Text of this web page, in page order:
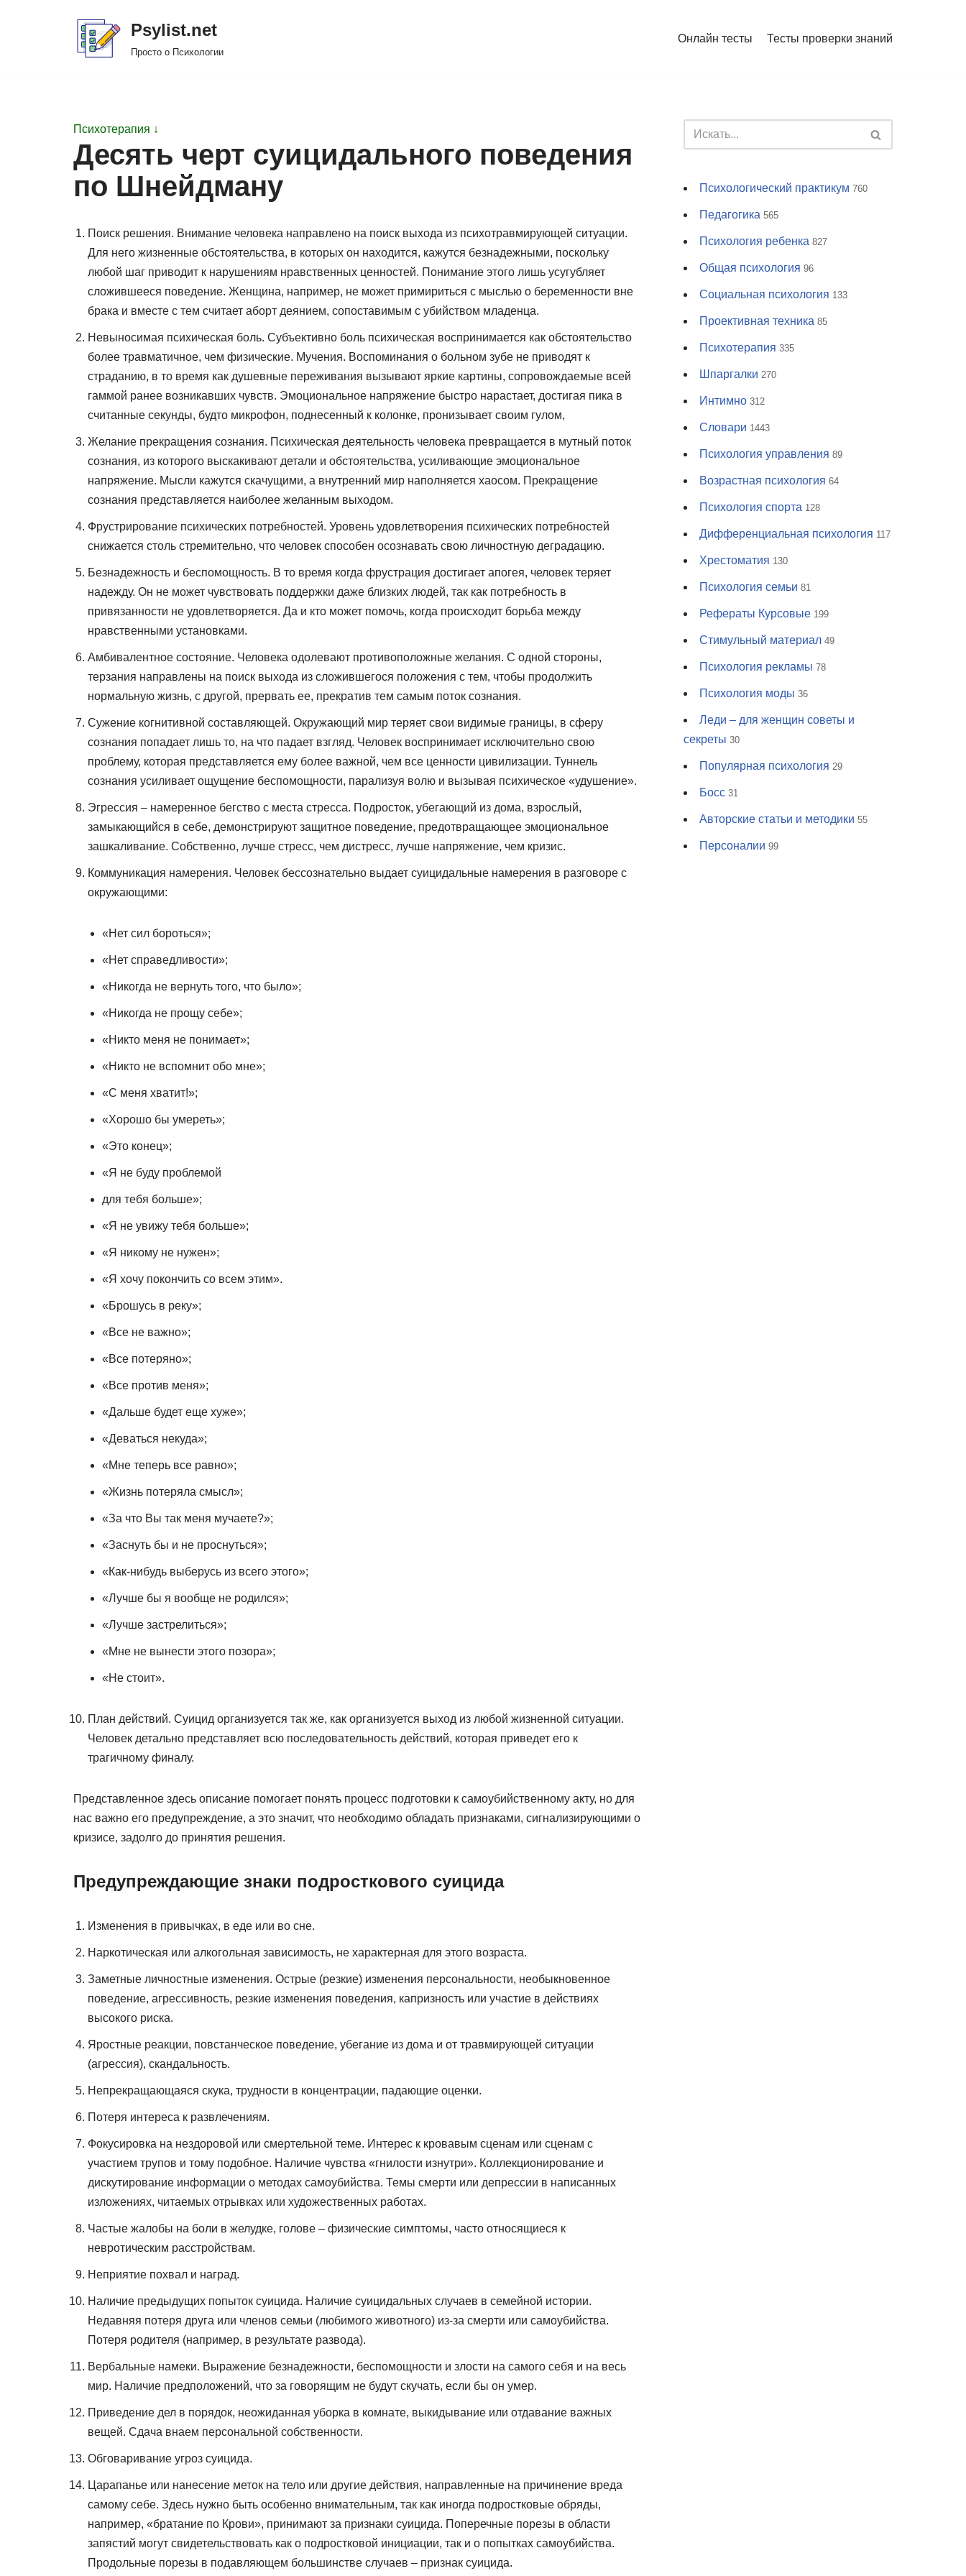
Psylist.net
Просто о Психологии
Онлайн тесты Тесты проверки знаний
Психотерапия ↓
Десять черт суицидального поведения
по Шнейдману
Поиск решения. Внимание человека направлено на поиск выхода из психотравмирующей ситуации.
Для него жизненные обстоятельства, в которых он находится, кажутся безнадежными, поскольку
любой шаг приводит к нарушениям нравственных ценностей. Понимание этого лишь усугубляет
сложившееся поведение. Женщина, например, не может примириться с мыслью о беременности вне
брака и вместе с тем считает аборт деянием, сопоставимым с убийством младенца.
Невыносимая психическая боль. Субъективно боль психическая воспринимается как обстоятельство
более травматичное, чем физические. Мучения. Воспоминания о больном зубе не приводят к
страданию, в то время как душевные переживания вызывают яркие картины, сопровождаемые всей
гаммой ранее возникавших чувств. Эмоциональное напряжение быстро нарастает, достигая пика в
считанные секунды, будто микрофон, поднесенный к колонке, пронизывает своим гулом,
Желание прекращения сознания. Психическая деятельность человека превращается в мутный поток
сознания, из которого выскакивают детали и обстоятельства, усиливающие эмоциональное
напряжение. Мысли кажутся скачущими, а внутренний мир наполняется хаосом. Прекращение
сознания представляется наиболее желанным выходом.
Фрустрирование психических потребностей. Уровень удовлетворения психических потребностей
снижается столь стремительно, что человек способен осознавать свою личностную деградацию.
Безнадежность и беспомощность. В то время когда фрустрация достигает апогея, человек теряет
надежду. Он не может чувствовать поддержки даже близких людей, так как потребность в
привязанности не удовлетворяется. Да и кто может помочь, когда происходит борьба между
нравственными установками.
Амбивалентное состояние. Человека одолевают противоположные желания. С одной стороны,
терзания направлены на поиск выхода из сложившегося положения с тем, чтобы продолжить
нормальную жизнь, с другой, прервать ее, прекратив тем самым поток сознания.
Сужение когнитивной составляющей. Окружающий мир теряет свои видимые границы, в сферу
сознания попадает лишь то, на что падает взгляд. Человек воспринимает исключительно свою
проблему, которая представляется ему более важной, чем все ценности цивилизации. Туннель
сознания усиливает ощущение беспомощности, парализуя волю и вызывая психическое «удушение».
Эгрессия – намеренное бегство с места стресса. Подросток, убегающий из дома, взрослый,
замыкающийся в себе, демонстрируют защитное поведение, предотвращающее эмоциональное
зашкаливание. Собственно, лучше стресс, чем дистресс, лучше напряжение, чем кризис.
Коммуникация намерения. Человек бессознательно выдает суицидальные намерения в разговоре с
окружающими:
«Нет сил бороться»;
«Нет справедливости»;
«Никогда не вернуть того, что было»;
«Никогда не прощу себе»;
«Никто меня не понимает»;
«Никто не вспомнит обо мне»;
«С меня хватит!»;
«Хорошо бы умереть»;
«Это конец»;
«Я не буду проблемой
для тебя больше»;
«Я не увижу тебя больше»;
«Я никому не нужен»;
«Я хочу покончить со всем этим».
«Брошусь в реку»;
«Все не важно»;
«Все потеряно»;
«Все против меня»;
«Дальше будет еще хуже»;
«Деваться некуда»;
«Мне теперь все равно»;
«Жизнь потеряла смысл»;
«За что Вы так меня мучаете?»;
«Заснуть бы и не проснуться»;
«Как-нибудь выберусь из всего этого»;
«Лучше бы я вообще не родился»;
«Лучше застрелиться»;
«Мне не вынести этого позора»;
«Не стоит».
План действий. Суицид организуется так же, как организуется выход из любой жизненной ситуации.
Человек детально представляет всю последовательность действий, которая приведет его к
трагичному финалу.
Представленное здесь описание помогает понять процесс подготовки к самоубийственному акту, но для
нас важно его предупреждение, а это значит, что необходимо обладать признаками, сигнализирующими о
кризисе, задолго до принятия решения.
Предупреждающие знаки подросткового суицида
Изменения в привычках, в еде или во сне.
Наркотическая или алкогольная зависимость, не характерная для этого возраста.
Заметные личностные изменения. Острые (резкие) изменения персональности, необыкновенное
поведение, агрессивность, резкие изменения поведения, капризность или участие в действиях
высокого риска.
Яростные реакции, повстанческое поведение, убегание из дома и от травмирующей ситуации
(агрессия), скандальность.
Непрекращающаяся скука, трудности в концентрации, падающие оценки.
Потеря интереса к развлечениям.
Фокусировка на нездоровой или смертельной теме. Интерес к кровавым сценам или сценам с
участием трупов и тому подобное. Наличие чувства «гнилости изнутри». Коллекционирование и
дискутирование информации о методах самоубийства. Темы смерти или депрессии в написанных
изложениях, читаемых отрывках или художественных работах.
Частые жалобы на боли в желудке, голове – физические симптомы, часто относящиеся к
невротическим расстройствам.
Неприятие похвал и наград.
Наличие предыдущих попыток суицида. Наличие суицидальных случаев в семейной истории.
Недавняя потеря друга или членов семьи (любимого животного) из-за смерти или самоубийства.
Потеря родителя (например, в результате развода).
Вербальные намеки. Выражение безнадежности, беспомощности и злости на самого себя и на весь
мир. Наличие предположений, что за говорящим не будут скучать, если бы он умер.
Приведение дел в порядок, неожиданная уборка в комнате, выкидывание или отдавание важных
вещей. Сдача внаем персональной собственности.
Обговаривание угроз суицида.
Царапанье или нанесение меток на тело или другие действия, направленные на причинение вреда
самому себе. Здесь нужно быть особенно внимательным, так как иногда подростковые обряды,
например, «братание по Крови», принимают за признаки суицида. Поперечные порезы в области
запястий могут свидетельствовать как о подростковой инициации, так и о попытках самоубийства.
Продольные порезы в подавляющем большинстве случаев – признак суицида.
Психологический практикум 760
Педагогика 565
Психология ребенка 827
Общая психология 96
Социальная психология 133
Проективная техника 85
Психотерапия 335
Шпаргалки 270
Интимно 312
Словари 1443
Психология управления 89
Возрастная психология 64
Психология спорта 128
Дифференциальная психология 117
Хрестоматия 130
Психология семьи 81
Рефераты Курсовые 199
Стимульный материал 49
Психология рекламы 78
Психология моды 36
Леди – для женщин советы и
секреты 30
Популярная психология 29
Босс 31
Авторские статьи и методики 55
Персоналии 99